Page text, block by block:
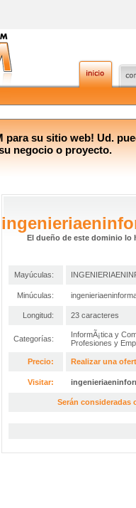
para su sitio web! Ud.
negocio o proyecto.
El dueño de este dominio lo
Mayúculas:
Minúculas:
Longitud: 23 caracteres
Categorías:
InformÃ¡tica y
Profesiones y
Precio: Realizar una
Visitar:
Serán consideradas